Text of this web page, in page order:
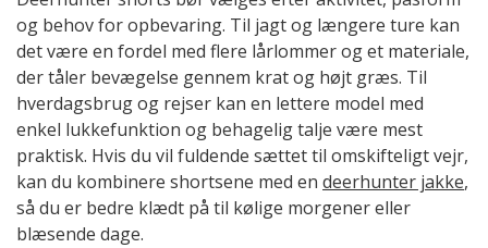
og behov for opbevaring. Til jagt og længere ture kan
det være en fordel med flere lårlommer og et materiale,
der tåler bevægelse gennem krat og højt græs. Til
hverdagsbrug og rejser kan en lettere model med
enkel lukkefunktion og behagelig talje være mest
praktisk. Hvis du vil fuldende sættet til omskifteligt vejr,
kan du kombinere shortsene med en deerhunter jakke,
så du er bedre klædt på til kølige morgener eller
blæsende dage.